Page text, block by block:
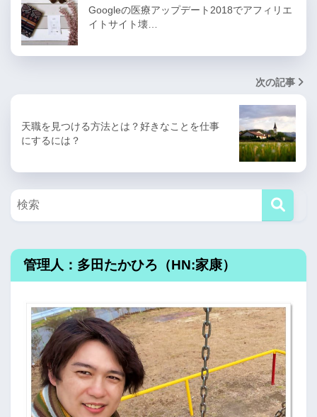
Googleの医療アップデート2018でアフィリエ
イトサイト壊…
次の記事
天職を見つける方法とは？好きなことを仕事
にするには？
管理人：多田たかひろ（HN:家康）